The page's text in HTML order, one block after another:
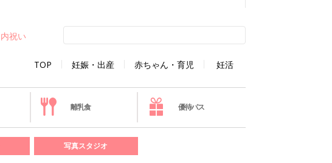
TOP 妊娠・出産 赤ちゃん・育児 妊活
内祝い
離乳食 優待パス
写真スタジオ